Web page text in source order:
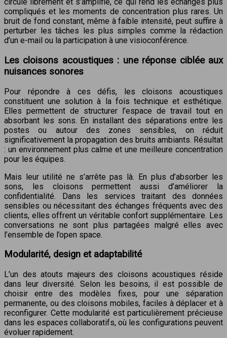
circule librement et s’amplifie, ce qui rend les échanges plus
compliqués et les moments de concentration plus rares. Un
bruit de fond constant, même à faible intensité, peut suffire à
perturber les tâches les plus simples comme la rédaction
d’un e-mail ou la participation à une visioconférence.
Les cloisons acoustiques : une réponse ciblée aux
nuisances sonores
Pour répondre à ces défis, les cloisons acoustiques
constituent une solution à la fois technique et esthétique.
Elles permettent de structurer l’espace de travail tout en
absorbant les sons. En installant des séparations entre les
postes ou autour des zones sensibles, on réduit
significativement la propagation des bruits ambiants. Résultat
: un environnement plus calme et une meilleure concentration
pour les équipes.
Mais leur utilité ne s’arrête pas là. En plus d’absorber les
sons, les cloisons permettent aussi d’améliorer la
confidentialité. Dans les services traitant des données
sensibles ou nécessitant des échanges fréquents avec des
clients, elles offrent un véritable confort supplémentaire. Les
conversations ne sont plus partagées malgré elles avec
l’ensemble de l’open space.
Modularité, design et adaptabilité
L’un des atouts majeurs des cloisons acoustiques réside
dans leur diversité. Selon les besoins, il est possible de
choisir entre des modèles fixes, pour une séparation
permanente, ou des cloisons mobiles, faciles à déplacer et à
reconfigurer. Cette modularité est particulièrement précieuse
dans les espaces collaboratifs, où les configurations peuvent
évoluer rapidement.